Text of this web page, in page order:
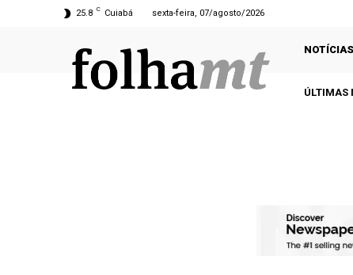
25.8 C Cuiabá sexta-feira, 07/agosto/2026
NOTÍCIAS
ÚLTIMAS